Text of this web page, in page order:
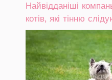
Найвідданіші
котів, які тінню